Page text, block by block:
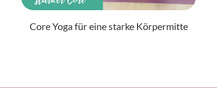
Core Yoga für eine starke Körpermitte